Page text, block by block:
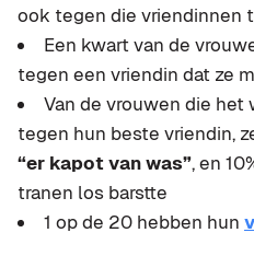
ook tegen die vriendinnen
Een kwart van de
tegen een vriendin dat ze
Van de vrouwen die het
tegen hun beste vriendin,
“er kapot van was”, en
tranen los barstte
1 op de 20 hebben hun